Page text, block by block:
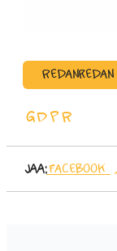
Redanredan
GDPR
Jaa:Facebook